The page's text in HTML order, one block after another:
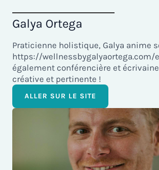
Galya Ortega
Praticienne holistique, Galya anime
https://wellnessbygalyaortega.com/
également conférencière et
créative et pertinente !
ALLER SUR LE SITE